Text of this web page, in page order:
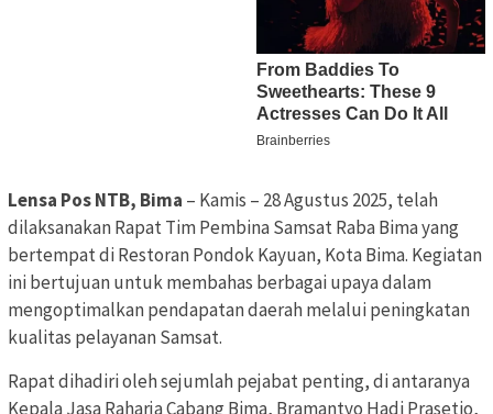
Lensa Pos NTB, Bima – Kamis – 28 Agustus 2025, telah
dilaksanakan Rapat Tim Pembina Samsat Raba Bima yang
bertempat di Restoran Pondok Kayuan, Kota Bima. Kegiatan
ini bertujuan untuk membahas berbagai upaya dalam
mengoptimalkan pendapatan daerah melalui peningkatan
kualitas pelayanan Samsat.
Rapat dihadiri oleh sejumlah pejabat penting, di antaranya
Kepala Jasa Raharja Cabang Bima, Bramantyo Hadi Prasetio,